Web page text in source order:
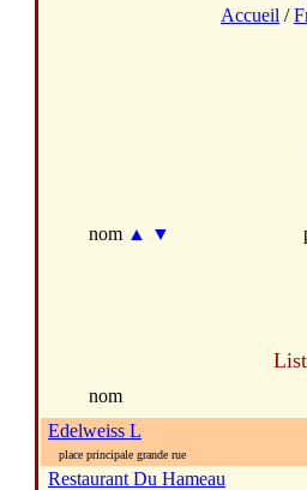
Accueil /
nom ▲ ▼
nom
Edelweiss L
place principale grande rue
Restaurant Du Hameau